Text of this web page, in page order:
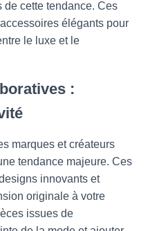
de cette tendance. Ces
élégants pour
le luxe et le
:
marques et créateurs
tendance majeure. Ces
innovants et
originale à votre
issues de